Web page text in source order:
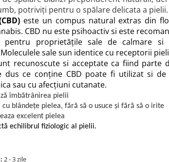
potriviți pentru o spălare delicata a pielii.
este un compus natural extras din
CBD nu este psihoactiv si este
pentru proprietățile sale de calmare si
sale sun identice cu receptorii
recunoscute si acceptate ca fiind parte
dus ce conține CBD poate fi utilizat si de
sau cu afecțiuni cutanate.
îmbătrânirea pielii
cu blândețe pielea, fără să o usuce și fără să o irite
excelent pielea
echilibrul fiziologic al pielii.
2 - 3 zile